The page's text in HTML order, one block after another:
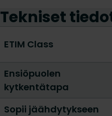
Tekniset
ETIM Class
Ensiöpuolen
kytkentätapa
Sopii jäähdytykseen